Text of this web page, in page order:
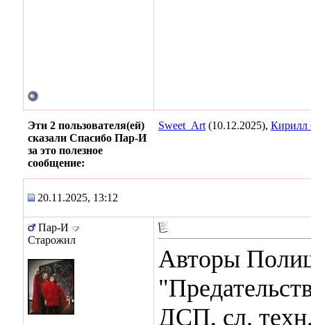
Эти 2 пользователя(ей)
сказали Спасибо Пар-И
за это полезное
сообщение:
Sweet_Art (10.12.2025), Кирилл
20.11.2025, 13:12
Пар-И
Старожил
Авторы
ДСП, сл.